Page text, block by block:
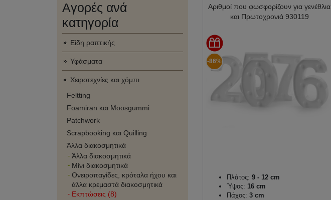
Αγορές ανά
κατηγορία
Είδη ραπτικής
Υφάσματα
Χειροτεχνίες και χόμπι
Feltting
Foamiran και Moosgummi
Patchwork
Scrapbooking και Quilling
Άλλα διακοσμητικά
Άλλα διακοσμητικά
Μίνι διακοσμητικά
Ονειροπαγίδες, κρόταλα ήχου και
άλλα κρεμαστά διακοσμητικά
Εκπτώσεις (8)
Αριθμοί που φωσφορίζουν για γενέθλια
και Πρωτοχρονιά 930119
-86%
Πλάτος: 9 - 12 cm
Ύψος: 16 cm
Πάχος: 3 cm